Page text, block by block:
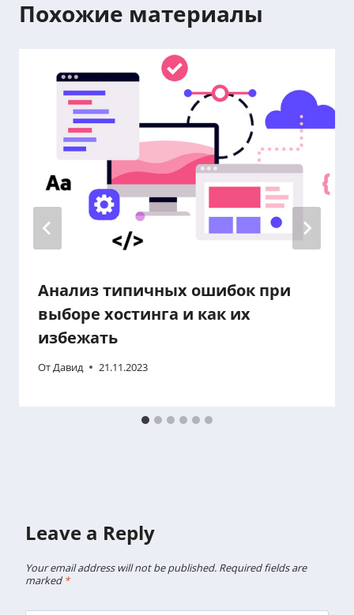
Похожие материалы
Анализ типичных ошибок при
выборе хостинга и как их
избежать
ОтДавид 21.11.2023
Leave a Reply
Your email address will not be published. Required fields are
marked *